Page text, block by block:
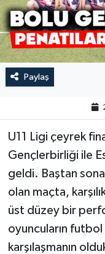
Paylaş
U11 Ligi çeyrek
Gençlerbirliği ile
geldi. Baştan
olan maçta,
üst düzey bir
oyuncuların
karşılaşmanın